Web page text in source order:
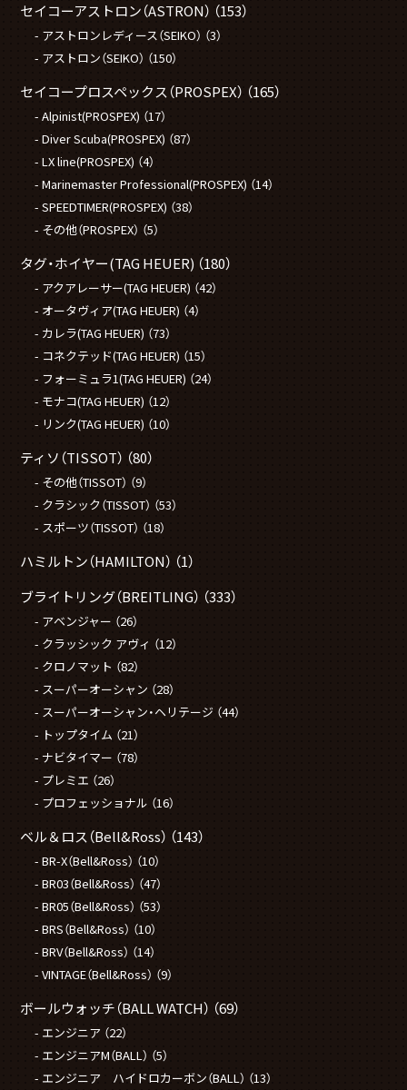
セイコーアストロン（ASTRON） （153）
アストロンレディース（SEIKO） （3）
アストロン（SEIKO） （150）
セイコープロスペックス（PROSPEX） （165）
Alpinist(PROSPEX) （17）
Diver Scuba(PROSPEX) （87）
LX line(PROSPEX) （4）
Marinemaster Professional(PROSPEX) （14）
SPEEDTIMER(PROSPEX) （38）
その他（PROSPEX） （5）
タグ・ホイヤー(TAG HEUER) （180）
アクアレーサー(TAG HEUER) （42）
オータヴィア(TAG HEUER) （4）
カレラ(TAG HEUER) （73）
コネクテッド(TAG HEUER) （15）
フォーミュラ1(TAG HEUER) （24）
モナコ(TAG HEUER) （12）
リンク(TAG HEUER) （10）
ティソ（TISSOT） （80）
その他（TISSOT） （9）
クラシック（TISSOT） （53）
スポーツ（TISSOT） （18）
ハミルトン（HAMILTON） （1）
ブライトリング（BREITLING） （333）
アベンジャー （26）
クラッシック アヴィ （12）
クロノマット （82）
スーパーオーシャン （28）
スーパーオーシャン・ヘリテージ （44）
トップタイム （21）
ナビタイマー （78）
プレミエ （26）
プロフェッショナル （16）
ベル＆ロス（Bell&Ross） （143）
BR-X（Bell&Ross） （10）
BR03（Bell&Ross） （47）
BR05（Bell&Ross） （53）
BRS（Bell&Ross） （10）
BRV（Bell&Ross） （14）
VINTAGE（Bell&Ross） （9）
ボールウォッチ（BALL WATCH） （69）
エンジニア （22）
エンジニアM（BALL） （5）
エンジニア ハイドロカーボン（BALL） （13）